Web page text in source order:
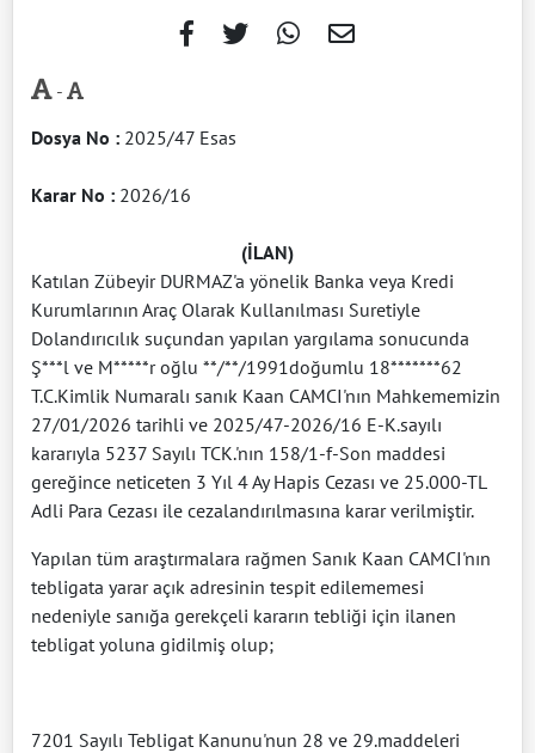
-
Dosya No : 2025/47 Esas
Karar No : 2026/16
(İLAN)
Katılan Zübeyir DURMAZ'a yönelik Banka veya Kredi
Kurumlarının Araç Olarak Kullanılması Suretiyle
Dolandırıcılık suçundan yapılan yargılama sonucunda
Ş***l ve M*****r oğlu **/**/1991doğumlu 18*******62
T.C.Kimlik Numaralı sanık Kaan CAMCI'nın Mahkememizin
27/01/2026 tarihli ve 2025/47-2026/16 E-K.sayılı
kararıyla 5237 Sayılı TCK.'nın 158/1-f-Son maddesi
gereğince neticeten 3 Yıl 4 Ay Hapis Cezası ve 25.000-TL
Adli Para Cezası ile cezalandırılmasına karar verilmiştir.
Yapılan tüm araştırmalara rağmen Sanık Kaan CAMCI'nın
tebligata yarar açık adresinin tespit edilememesi
nedeniyle sanığa gerekçeli kararın tebliği için ilanen
tebligat yoluna gidilmiş olup;
7201 Sayılı Tebligat Kanunu'nun 28 ve 29.maddeleri